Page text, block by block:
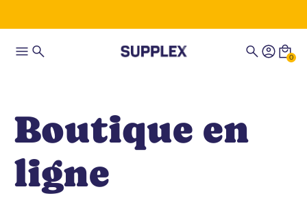
0
Boutique en
ligne